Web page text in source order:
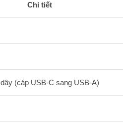
Chi tiết
(cáp USB-C sang USB-A)